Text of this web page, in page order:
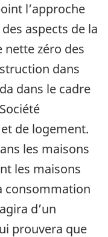
l’approche
aspects de la
zéro des
dans
dans le cadre
de logement.
les maisons
les maisons
consommation
d’un
prouvera que